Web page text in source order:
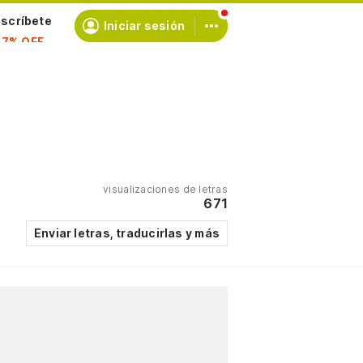
Iniciar sesión
visualizaciones de letras
671
Enviar letras, traducirlas y más